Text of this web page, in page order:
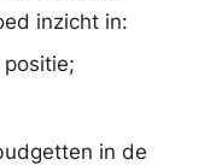
inzicht in:
in de